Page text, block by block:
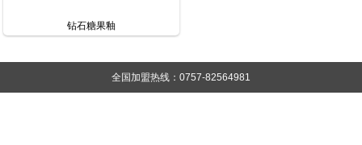
钻石糖果釉
全国加盟热线：0757-82564981